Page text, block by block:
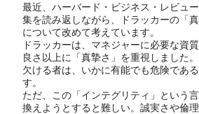
最近、ハーバード・ビジネス・レビュ
集を読み返しながら、ドラッカーの「
について改めて考えています。
ドラッカーは、マネジャーに必要な資
良さ以上に「真摯さ」を重視しました
欠ける者は、いかに有能でも危険であ
す。
ただ、この「インテグリティ」という
換えようとすると難しい。誠実さや倫